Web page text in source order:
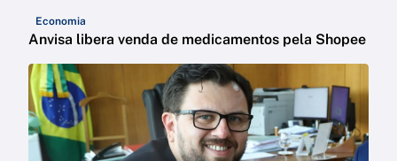
Economia
Anvisa libera venda de medicamentos pela Shopee